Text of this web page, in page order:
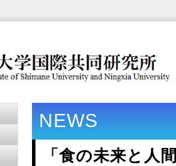
NEWS
「食の未来と人